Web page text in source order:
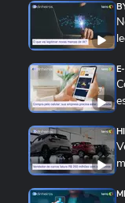
próprio BC
Pessoa
15 mil.